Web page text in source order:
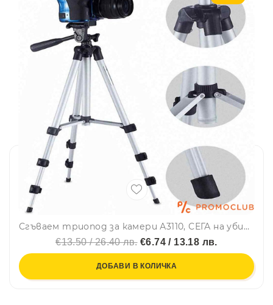
Сгъваем триопод за камери А3110, СЕГА на убийствена цена
€13.50 / 26.40 лв.€6.74 / 13.18 лв.
ДОБАВИ В КОЛИЧКА